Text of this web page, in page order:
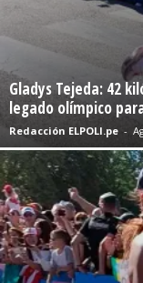
Gladys Tejeda: 42
legado olímpico
Redacción ELPOLI.pe -